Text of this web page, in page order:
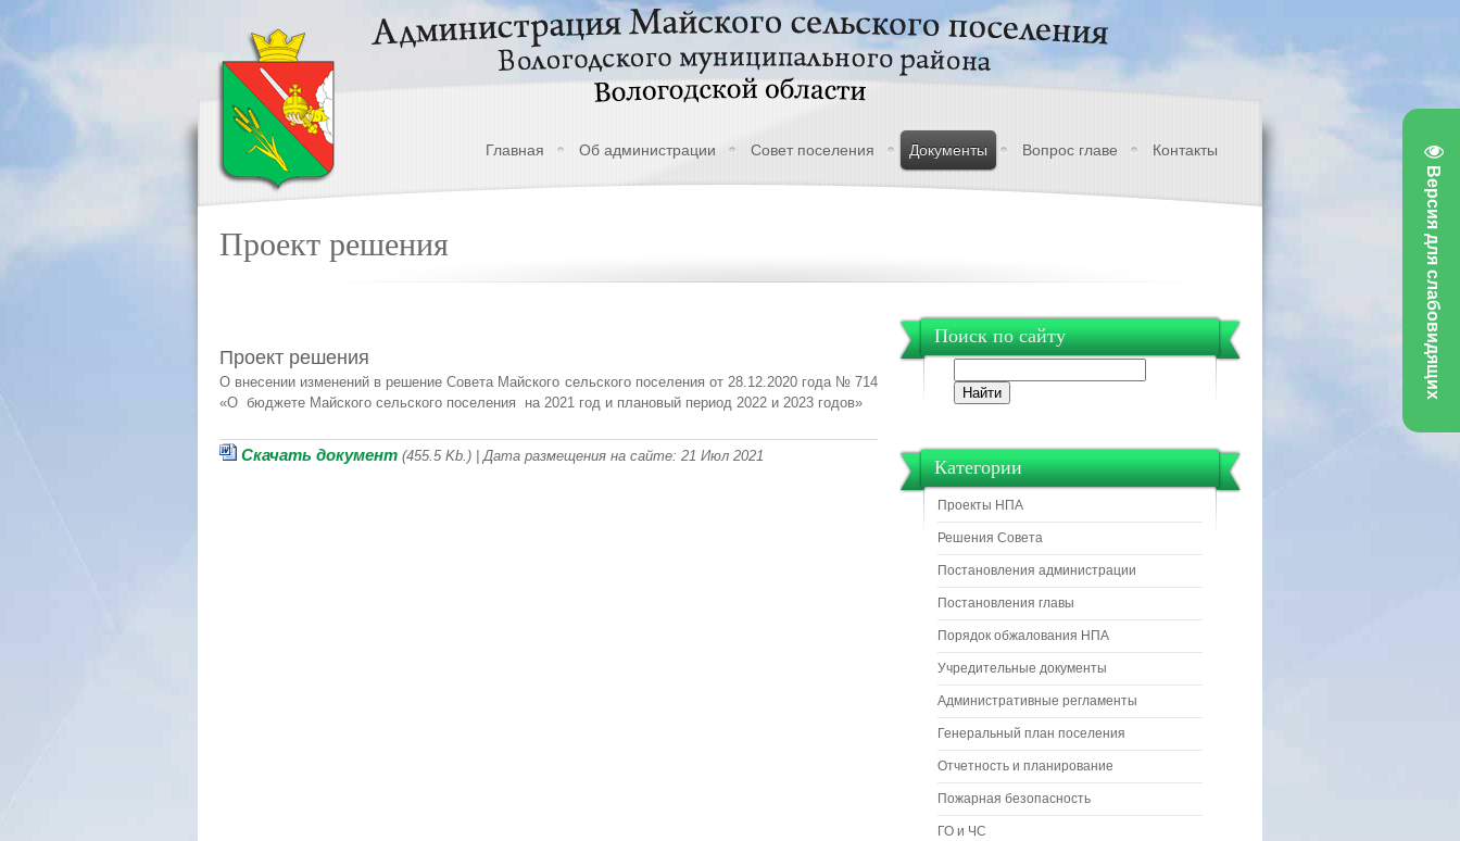
Версия для слабовидящих
Главная Об администрации Совет поселения Документы Вопрос главе Контакты
Проект решения
Проект решения
О внесении изменений в решение Совета Майского сельского поселения от 28.12.2020 года № 714
«О бюджете Майского сельского поселения на 2021 год и плановый период 2022 и 2023 годов»
Скачать документ (455.5 Kb.) | Дата размещения на сайте: 21 Июл 2021
Поиск по сайту
Категории
Проекты НПА
Решения Совета
Постановления администрации
Постановления главы
Порядок обжалования НПА
Учредительные документы
Административные регламенты
Генеральный план поселения
Отчетность и планирование
Пожарная безопасность
ГО и ЧС